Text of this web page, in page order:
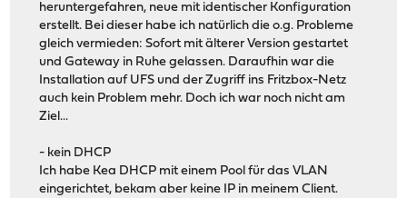
heruntergefahren, neue mit identischer Konfiguration
erstellt. Bei dieser habe ich natürlich die o.g. Probleme
gleich vermieden: Sofort mit älterer Version gestartet
und Gateway in Ruhe gelassen. Daraufhin war die
Installation auf UFS und der Zugriff ins Fritzbox-Netz
auch kein Problem mehr. Doch ich war noch nicht am
Ziel...
- kein DHCP
Ich habe Kea DHCP mit einem Pool für das VLAN
eingerichtet, bekam aber keine IP in meinem Client.